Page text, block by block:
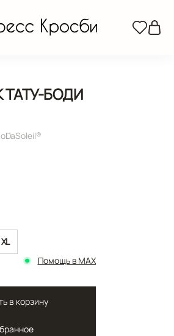
ТАТУ-БОДИ
XL
Помощь в MAX
в корзину